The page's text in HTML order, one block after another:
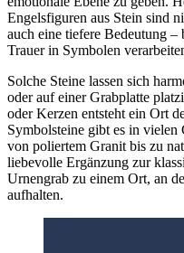
Engelsfiguren aus Stein sind
auch eine tiefere Bedeutung
Trauer in Symbolen
Solche Steine lassen sich
oder auf einer Grabplatte
oder Kerzen entsteht ein Ort
Symbolsteine gibt es in
von poliertem Granit bis zu
liebevolle Ergänzung zur
Urnengrab zu einem Ort, an
aufhalten.